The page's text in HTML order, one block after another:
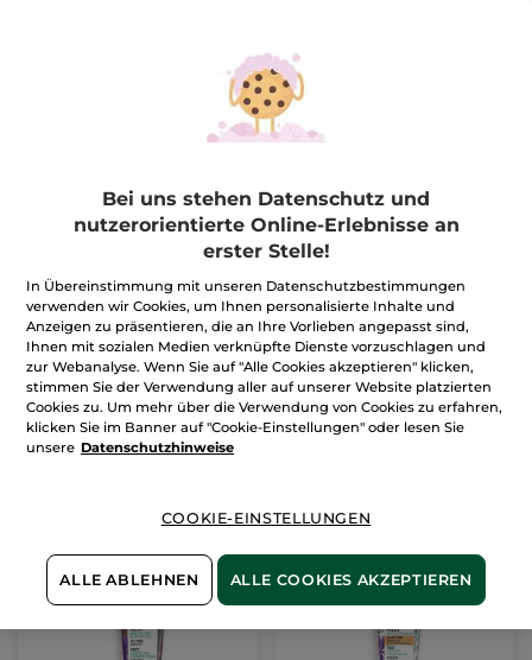
-50%
Schnell einziehende
Fußcreme
Tube
75 ml
66,00€ / 1l
4,95€ 9,90€
WARENKORB
-50% BESTSELLER -50%
Bei uns stehen Datenschutz und
nutzerorientierte Online-Erlebnisse an
erster Stelle!
In Übereinstimmung mit unseren Datenschutzbestimmungen
verwenden wir Cookies, um Ihnen personalisierte Inhalte und
Anzeigen zu präsentieren, die an Ihre Vorlieben angepasst sind,
Ihnen mit sozialen Medien verknüpfte Dienste vorzuschlagen und
zur Webanalyse. Wenn Sie auf "Alle Cookies akzeptieren" klicken,
stimmen Sie der Verwendung aller auf unserer Website platzierten
Cookies zu. Um mehr über die Verwendung von Cookies zu erfahren,
klicken Sie im Banner auf "Cookie-Einstellungen" oder lesen Sie
unsere Datenschutzhinweise
COOKIE-EINSTELLUNGEN
ALLE ABLEHNEN ALLE COOKIES AKZEPTIEREN